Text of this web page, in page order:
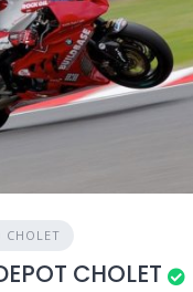
CHOLET
CHOLET